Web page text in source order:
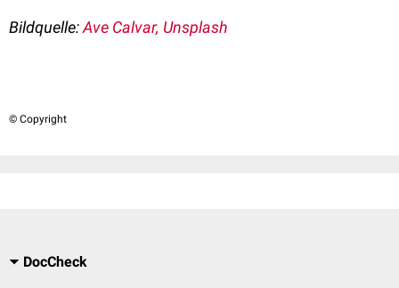
Bildquelle:Ave Calvar, Unsplash
© Copyright
DocCheck